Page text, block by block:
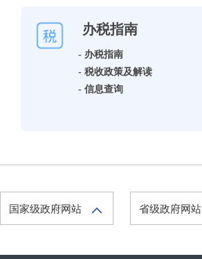
办税指南
- 办税指南
- 税收政策及解读
- 信息查询
国家级政府网站 省级政府网站